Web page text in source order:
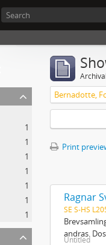
1
1
1
1
1
1
1
Bernadotte,
Print
Ragnar
SE S-HS
andras.
Untitled